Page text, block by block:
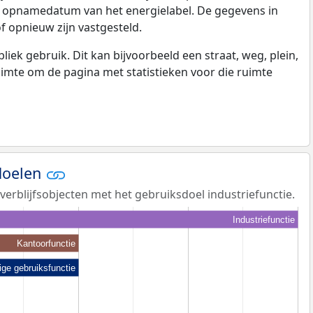
van het energielabel. De gegevens in
opnieuw zijn vastgesteld.
gebruik. Dit kan bijvoorbeeld een straat, weg, plein,
om de pagina met statistieken voor die ruimte
met het gebruiksdoel industriefunctie.
Industriefunctie
Kantoorfunctie
gebruiksfunctie